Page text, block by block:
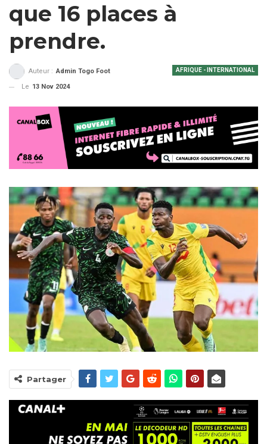
que 16 places à
prendre.
AFRIQUE - INTERNATIONAL
Auteur : Admin Togo Foot
Le 13 Nov 2024
Partager